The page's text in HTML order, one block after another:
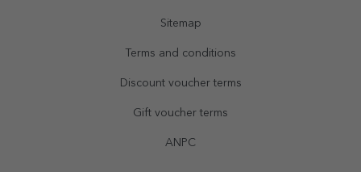
Sitemap
Terms and conditions
Discount voucher terms
Gift voucher terms
ANPC